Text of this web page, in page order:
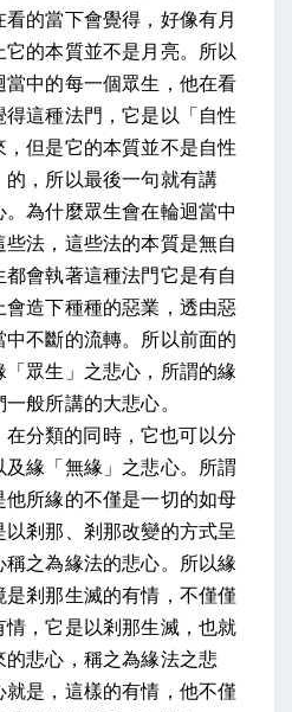
的當下會覺得，好像有月
的本質並不是月亮。所以
中的每一個眾生，他在看
這種法門，它是以「自性
，但是它的本質並不是自性
的，所以最後一句就有講
為什麼眾生會在輪迴當中
法，這些法的本質是無自
會執著這種法門它是有自
造下種種的惡業，透由惡
不斷的流轉。所以前面的
眾生」之悲心，所謂的緣
般所講的大悲心。
分類的同時，它也可以分
及緣「無緣」之悲心。所謂
所緣的不僅是一切的如母
剎那、剎那改變的方式呈
之為緣法的悲心。所以緣
剎那生滅的有情，不僅僅
，它是以剎那生滅，也就
悲心，稱之為緣法之悲
是，這樣的有情，他不僅